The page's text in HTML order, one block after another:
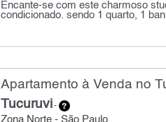
Encante-se com este charmoso
condicionado. sendo 1 quarto, 1
Apartamento à Venda no
Tucuruvi-